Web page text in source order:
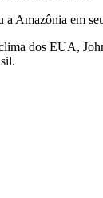
Amazônia em
dos EUA,